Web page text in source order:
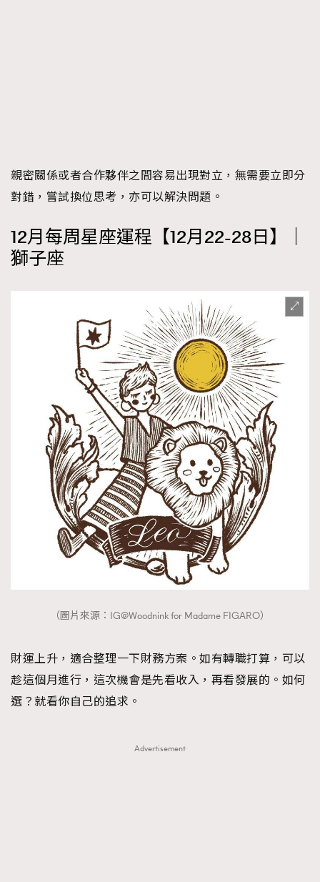
親密關係或者合作夥伴之間容易出現對立，無需要立即分
對錯，嘗試換位思考，亦可以解決問題。
12月每周星座運程【12月22-28日】｜
獅子座
（圖片來源：IG@Woodnink for Madame FIGARO）
財運上升，適合整理一下財務方案。如有轉職打算，可以
趁這個月進行，這次機會是先看收入，再看發展的。如何
選？就看你自己的追求。
Advertisement